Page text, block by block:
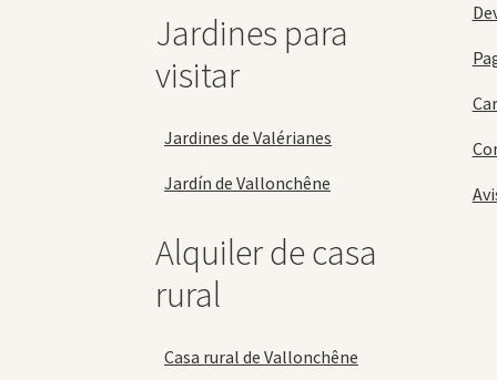
Jardines para
visitar
Jardines de Valérianes
Jardín de Vallonchêne
Alquiler de casa
rural
Casa rural de Vallonchêne